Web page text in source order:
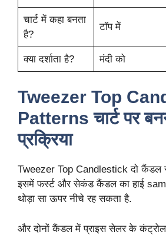
चार्ट में कहा बनता
है?
टॉप में
क्या दर्शाता है? मंदी को
Tweezer Top
Patterns चार्ट पर
प्रक्रिया
Tweezer Top Candlestick दो कैंडल
इसमें फर्स्ट और सेकंड कैंडल का हाई
थोड़ा सा ऊपर नीचे रह सकता है.
और दोनों कैंडल में प्राइस सेलर के कंट्रोल